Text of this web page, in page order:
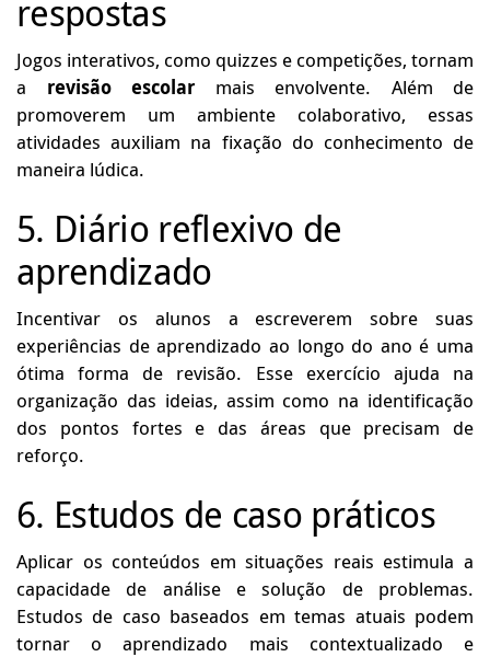
respostas
Jogos interativos, como quizzes e competições, tornam
a revisão escolar mais envolvente. Além de
promoverem um ambiente colaborativo, essas
atividades auxiliam na fixação do conhecimento de
maneira lúdica.
5. Diário reflexivo de
aprendizado
Incentivar os alunos a escreverem sobre suas
experiências de aprendizado ao longo do ano é uma
ótima forma de revisão. Esse exercício ajuda na
organização das ideias, assim como na identificação
dos pontos fortes e das áreas que precisam de
reforço.
6. Estudos de caso práticos
Aplicar os conteúdos em situações reais estimula a
capacidade de análise e solução de problemas.
Estudos de caso baseados em temas atuais podem
tornar o aprendizado mais contextualizado e